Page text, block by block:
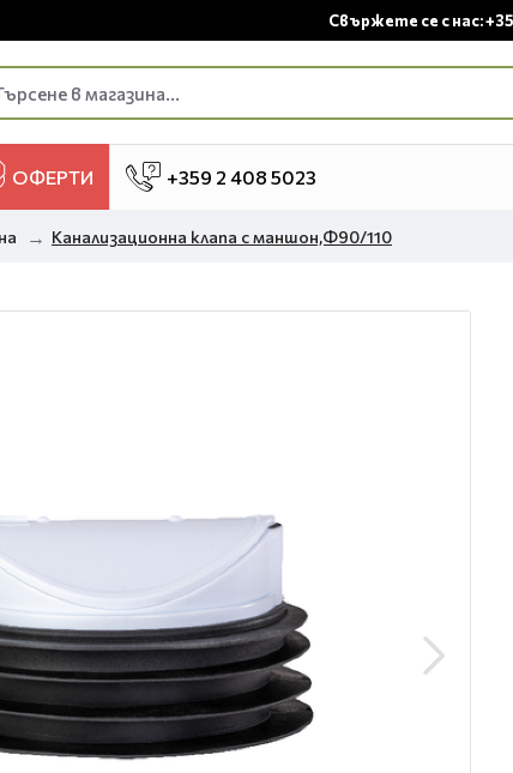
Свържете се с нас:
ОФЕРТИ +359 2 408 5023
Канализационна клапа с маншон,Ф90/110